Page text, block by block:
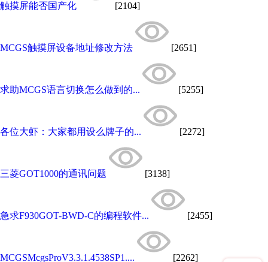
触摸屏能否国产化 [2104]
MCGS触摸屏设备地址修改方法 [2651]
求助MCGS语言切换怎么做到的... [5255]
各位大虾：大家都用设么牌子的... [2272]
三菱GOT1000的通讯问题 [3138]
急求F930GOT-BWD-C的编程软件... [2455]
MCGSMcgsProV3.3.1.4538SP1.... [2262]